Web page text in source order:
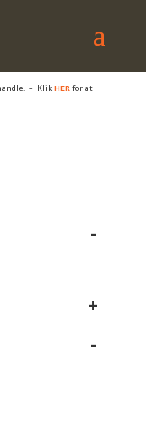
– KlikHERfor at
-
+
-